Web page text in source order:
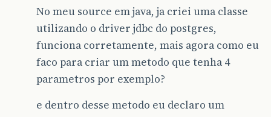
No meu source em java, ja criei uma classe
utilizando o driver jdbc do postgres,
funciona corretamente, mais agora como eu
faco para criar um metodo que tenha 4
parametros por exemplo?
e dentro desse metodo eu declaro um